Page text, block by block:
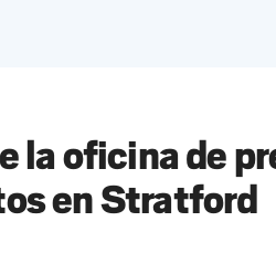
la oficina de
en Stratford